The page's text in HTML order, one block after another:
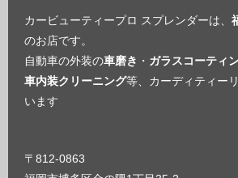
カービューティープロ スプレンダーは、
のお店です。
自動車の外装の車磨き ・ ガラスコーティ
車内装クリーニング等、カーディティー
います
〒812-0863